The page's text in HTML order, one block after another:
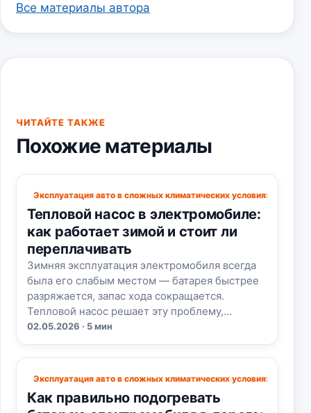
Все материалы автора
ЧИТАЙТЕ ТАКЖЕ
Похожие материалы
Эксплуатация авто в сложных климатических условиях
Тепловой насос в электромобиле:
как работает зимой и стоит ли
переплачивать
Зимняя эксплуатация электромобиля всегда
была его слабым местом — батарея быстрее
разряжается, запас хода сокращается.
Тепловой насос решает эту проблему,…
02.05.2026 · 5 мин
Эксплуатация авто в сложных климатических условиях
Как правильно подогревать